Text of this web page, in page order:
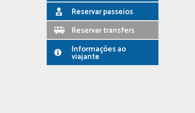
Reservar passeios
Reservar transfers
Informações ao
viajante